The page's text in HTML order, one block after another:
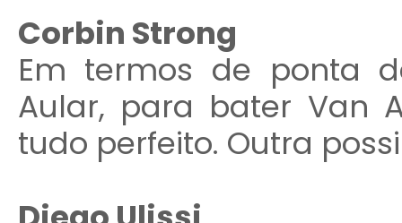
Corbin Strong
Em termos de ponta
Aular, para bater Van
tudo perfeito. Outra